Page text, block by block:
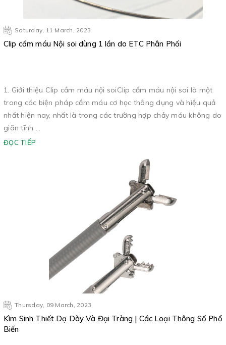
Saturday, 11 March, 2023
Clip cầm máu Nội soi dùng 1 lần do ETC Phân Phối
1. Giới thiệu Clip cầm máu nội soiClip cầm máu nội soi là một
trong các biện pháp cầm máu cơ học thông dụng và hiệu quả
nhất hiện nay, nhất là trong các trường hợp chảy máu không do
giãn tĩnh ...
ĐỌC TIẾP
Thursday, 09 March, 2023
Kìm Sinh Thiết Dạ Dày Và Đại Tràng | Các Loại Thông Số Phổ
Biến